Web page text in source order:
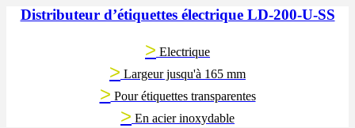
Distributeur d’étiquettes électrique LD-200-U-SS
> Electrique
> Largeur jusqu'à 165 mm
> Pour étiquettes transparentes
> En acier inoxydable